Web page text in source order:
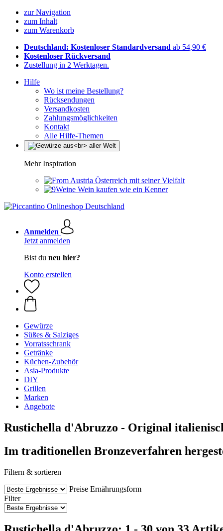
zur Navigation
zum Inhalt
zum Warenkorb
Deutschland: Kostenloser Standardversand ab 54,90 €
Kostenloser Rückversand
Zustellung in 2 Werktagen.
Hilfe
Wo ist meine Bestellung?
Rücksendungen
Versandkosten
Zahlungsmöglichkeiten
Kontakt
Alle Hilfe-Themen
Mehr Inspiration
Österreich mit seiner Vielfalt
Wein kaufen wie ein Kenner
Anmelden
Jetzt anmelden
Bist du neu hier?
Konto erstellen
Gewürze
Süßes & Salziges
Vorratsschrank
Getränke
Küchen-Zubehör
Asia-Produkte
DIY
Grillen
Marken
Angebote
Rustichella d'Abruzzo - Original
Im traditionellen Bronzeverfahren
Filtern & sortieren
Preise Ernährungsform
Filter